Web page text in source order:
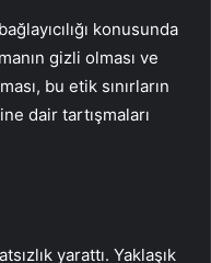
konusunda
gizli olması ve
bu etik sınırların
dair tartışmaları
yarattı. Yaklaşık